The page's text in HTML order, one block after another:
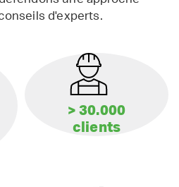
d'experts.
> 30.000
clients